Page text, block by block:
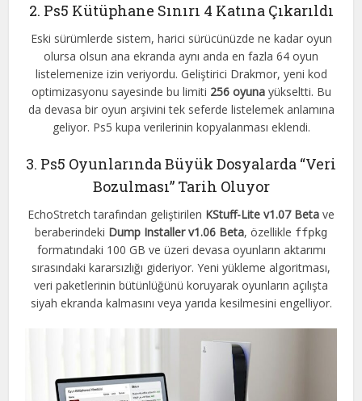
2. Ps5 Kütüphane Sınırı 4 Katına Çıkarıldı
Eski sürümlerde sistem, harici sürücünüzde ne kadar oyun
olursa olsun ana ekranda aynı anda en fazla 64 oyun
listelemenize izin veriyordu. Geliştirici Drakmor, yeni kod
optimizasyonu sayesinde bu limiti 256 oyunayükseltti. Bu
da devasa bir oyun arşivini tek seferde listelemek anlamına
geliyor. Ps5 kupa verilerinin kopyalanması eklendi.
3. Ps5 Oyunlarında Büyük Dosyalarda “Veri
Bozulması” Tarih Oluyor
EchoStretch tarafından geliştirilen KStuff-Lite v1.07 Beta ve
beraberindeki Dump Installer v1.06 Beta, özellikle ffpkg
formatındaki 100 GB ve üzeri devasa oyunların aktarımı
sırasındaki kararsızlığı gideriyor. Yeni yükleme algoritması,
veri paketlerinin bütünlüğünü koruyarak oyunların açılışta
siyah ekranda kalmasını veya yarıda kesilmesini engelliyor.